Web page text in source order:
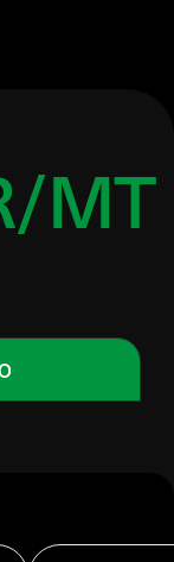
MT